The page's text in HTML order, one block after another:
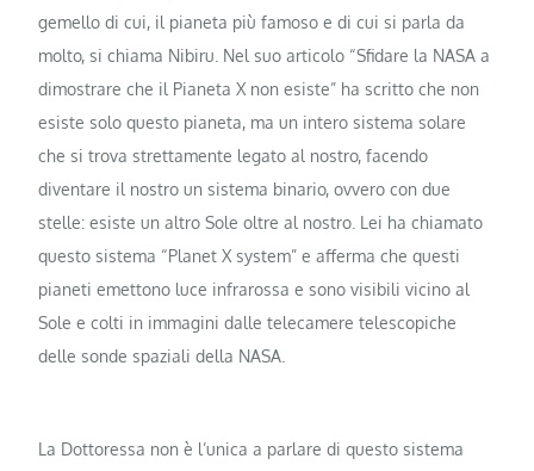
gemello di cui, il pianeta più famoso e di cui si parla da
molto, si chiama Nibiru. Nel suo articolo “Sfidare la NASA a
dimostrare che il Pianeta X non esiste” ha scritto che non
esiste solo questo pianeta, ma un intero sistema solare
che si trova strettamente legato al nostro, facendo
diventare il nostro un sistema binario, ovvero con due
stelle: esiste un altro Sole oltre al nostro. Lei ha chiamato
questo sistema “Planet X system” e afferma che questi
pianeti emettono luce infrarossa e sono visibili vicino al
Sole e colti in immagini dalle telecamere telescopiche
delle sonde spaziali della NASA.
La Dottoressa non è l’unica a parlare di questo sistema